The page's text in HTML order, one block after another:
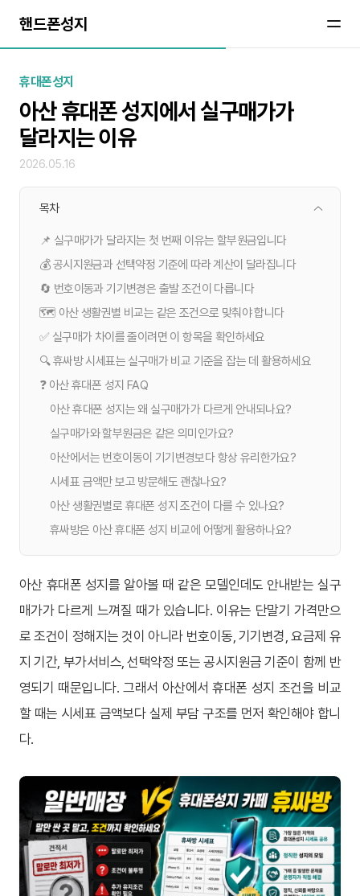
핸드폰성지
휴대폰성지
아산 휴대폰 성지에서 실구매가가
달라지는 이유
2026.05.16
목차
📌 실구매가가 달라지는 첫 번째 이유는 할부원금입니다
💰 공시지원금과 선택약정 기준에 따라 계산이 달라집니다
🔄 번호이동과 기기변경은 출발 조건이 다릅니다
🗺️ 아산 생활권별 비교는 같은 조건으로 맞춰야 합니다
✅ 실구매가 차이를 줄이려면 이 항목을 확인하세요
🔍 휴싸방 시세표는 실구매가 비교 기준을 잡는 데 활용하세요
❓ 아산 휴대폰 성지 FAQ
아산 휴대폰 성지는 왜 실구매가가 다르게 안내되나요?
실구매가와 할부원금은 같은 의미인가요?
아산에서는 번호이동이 기기변경보다 항상 유리한가요?
시세표 금액만 보고 방문해도 괜찮나요?
아산 생활권별로 휴대폰 성지 조건이 다를 수 있나요?
휴싸방은 아산 휴대폰 성지 비교에 어떻게 활용하나요?
아산 휴대폰 성지를 알아볼 때 같은 모델인데도 안내받는 실구
매가가 다르게 느껴질 때가 있습니다. 이유는 단말기 가격만으
로 조건이 정해지는 것이 아니라 번호이동, 기기변경, 요금제 유
지 기간, 부가서비스, 선택약정 또는 공시지원금 기준이 함께 반
영되기 때문입니다. 그래서 아산에서 휴대폰 성지 조건을 비교
할 때는 시세표 금액보다 실제 부담 구조를 먼저 확인해야 합니
다.